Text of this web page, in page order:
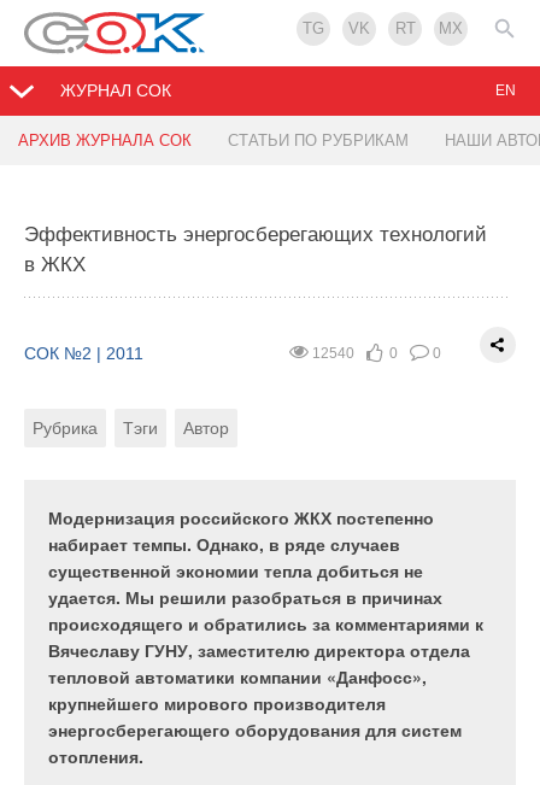
TG VK RT MX
ЖУРНАЛ СОК
АРХИВ ЖУРНАЛА СОК СТАТЬИ ПО РУБРИКАМ НАШИ
EN
Эффективность энергосберегающих технологий
в ЖКХ
12540 0 0
СОК №2 | 2011
Рубрика Тэги Автор
Модернизация российского ЖКХ постепенно
набирает темпы. Однако, в ряде случаев
существенной экономии тепла добиться не
удается. Мы решили разобраться в причинах
происходящего и обратились за комментариями к
Вячеславу ГУНУ, заместителю директора отдела
тепловой автоматики компании «Данфосс»,
крупнейшего мирового производителя
энергосберегающего оборудования для систем
отопления.
19025 1 1
СОК №1 | 2011
различные программно-технические комплексы
любой мощности на базе программируемых
логических контроллеров и средств визуализации
процессов и диспетчеризации SCADA-систем.
Модернизация
котельных
Котельная установка,
даже незначительной
горелок, в импульсном
или аналоговом режимах
осуществляется по ПИД-
закону;